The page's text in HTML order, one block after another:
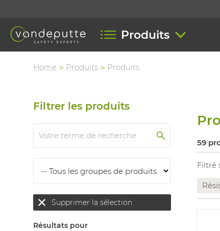
Produits
Home Produits Produits
Filtrer les produits
Supprimer la sélection
Résultats pour
59
Filtré